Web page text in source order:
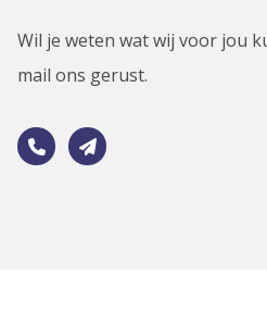
Wil je weten wat wij voor jou
mail ons gerust.